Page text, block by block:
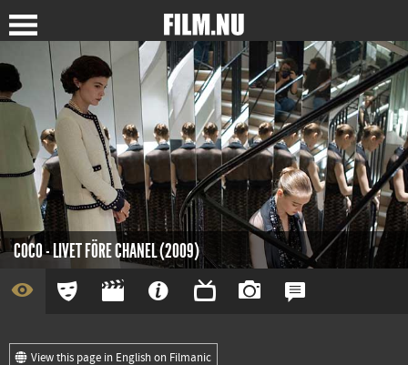
COCO - LIVET FÖRE CHANEL (2009)
View this page in English on Filmanic